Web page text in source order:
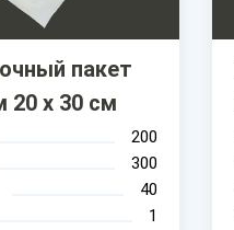
пакет
х 30 см
200
300
40
1